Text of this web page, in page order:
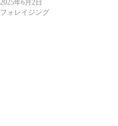
2025年6月2日
フォレイジング